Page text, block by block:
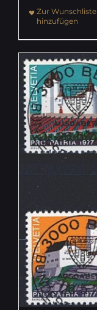
Zur Wunschliste
hinzufügen